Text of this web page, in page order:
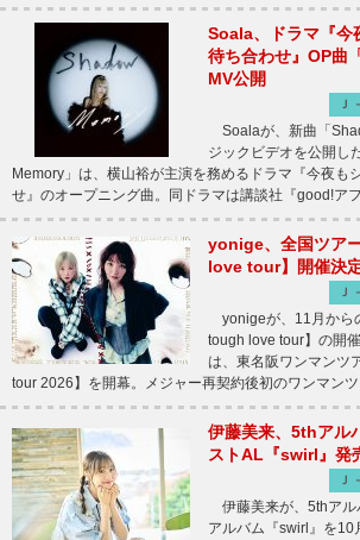
Soala、ドラマ『今
待ち合わせ』OP曲
MV公開
Ｊ
Soalaが、新曲「
ジックビデオを公開
Memory」は、横山裕が主演を務めるドラマ『今夜も
せ』のオープニング曲。同ドラマは講談社『good!ア
yonige、全国ツア
love tour】開催決
Ｊ
yonigeが、11月から
tough love tour】の開
は、東名阪ワンマンツ
tour 2026】を開幕。メジャー再契約後初のワンマン
伊藤美来、5thアル
ストAL『swirl』発
Ｊ
伊藤美来が、5thアル
アルバム『swirl』を10